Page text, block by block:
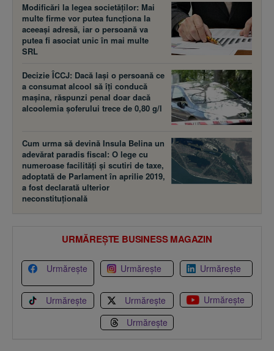
Modificări la legea societăţilor: Mai
multe firme vor putea funcţiona la
aceeaşi adresă, iar o persoană va
putea fi asociat unic în mai multe
SRL
Decizie ÎCCJ: Dacă laşi o persoană ce
a consumat alcool să îţi conducă
maşina, răspunzi penal doar dacă
alcoolemia şoferului trece de 0,80 g/l
Cum urma să devină Insula Belina un
adevărat paradis fiscal: O lege cu
numeroase facilităţi şi scutiri de taxe,
adoptată de Parlament în aprilie 2019,
a fost declarată ulterior
neconstituţională
URMĂREȘTE BUSINESS MAGAZIN
Urmărește Urmărește Urmărește
Urmărește Urmărește
Urmărește
Urmărește